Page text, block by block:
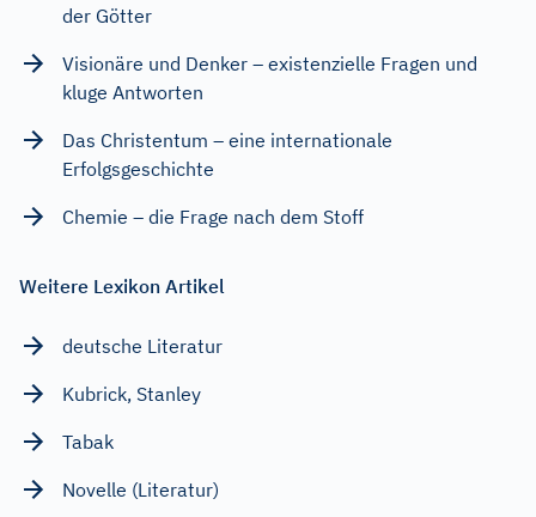
der Götter
Visionäre und Denker – existenzielle Fragen und
kluge Antworten
Das Christentum – eine internationale
Erfolgsgeschichte
Chemie – die Frage nach dem Stoff
Weitere Lexikon Artikel
deutsche Literatur
Kubrick, Stanley
Tabak
Novelle (Literatur)